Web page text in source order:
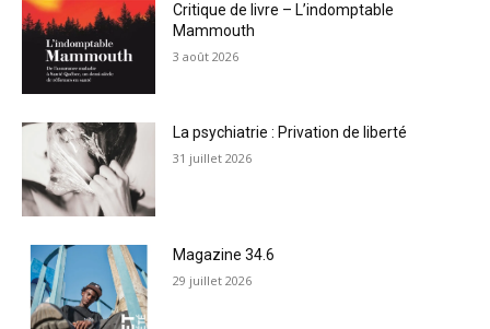
Critique de livre – L’indomptable
Mammouth
3 août 2026
La psychiatrie : Privation de liberté
31 juillet 2026
Magazine 34.6
29 juillet 2026